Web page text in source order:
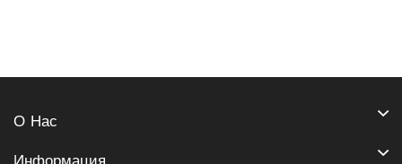
О Нас